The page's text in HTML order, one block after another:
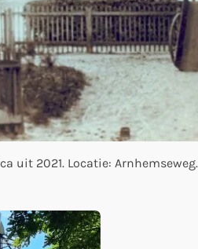
uit 2021. Locatie: Arnhemseweg.